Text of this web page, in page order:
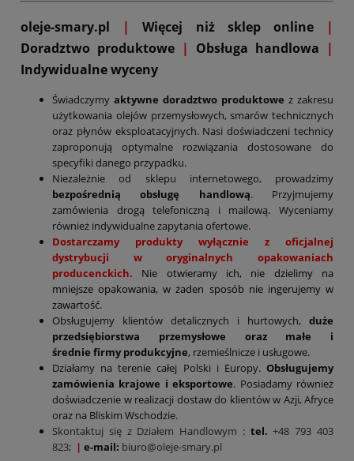
oleje-smary.pl | Więcej niż sklep online
|
Doradztwo produktowe | Obsługa handlowa |
Indywidualne wyceny
Świadczymy aktywne doradztwo produktowe z zakresu
użytkowania olejów przemysłowych, smarów technicznych
oraz płynów eksploatacyjnych. Nasi doświadczeni technicy
zaproponują optymalne rozwiązania dostosowane do
specyfiki danego przypadku.
Niezależnie od sklepu internetowego, prowadzimy
bezpośrednią obsługę handlową. Przyjmujemy
zamówienia drogą telefoniczną i mailową. Wyceniamy
również indywidualne zapytania ofertowe.
Dostarczamy produkty wyłącznie z oficjalnej
dystrybucji w oryginalnych opakowaniach
producenckich. Nie otwieramy ich, nie dzielimy na
mniejsze opakowania, w żaden sposób nie ingerujemy w
zawartość.
Obsługujemy klientów detalicznych i hurtowych, duże
przedsiębiorstwa przemysłowe oraz małe i
średnie firmy produkcyjne, rzemieślnicze i usługowe.
Działamy na terenie całej Polski i Europy. Obsługujemy
zamówienia krajowe i eksportowe. Posiadamy również
doświadczenie w realizacji dostaw do klientów w Azji, Afryce
oraz na Bliskim Wschodzie.
Skontaktuj się z Działem Handlowym : tel.+48 793 403
823; | e-mail: biuro@oleje-smary.pl